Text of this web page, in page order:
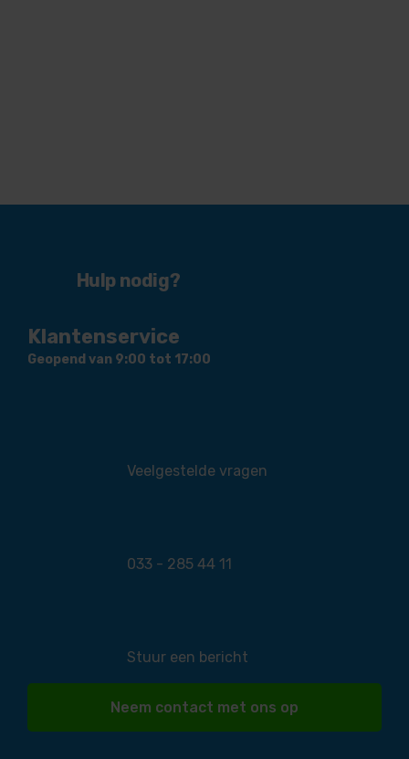
Hulp nodig?
Klantenservice
Geopend van 9:00 tot 17:00
Veelgestelde vragen
033 - 285 44 11
Stuur een bericht
Neem contact met ons op